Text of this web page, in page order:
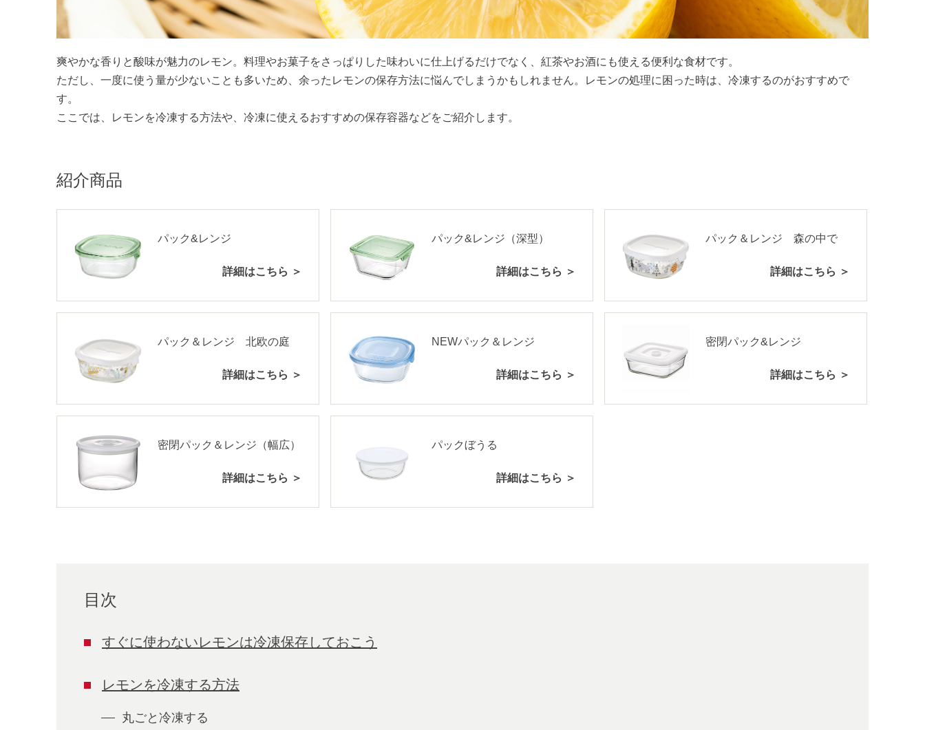
爽やかな香りと酸味が魅力のレモン。料理やお菓子をさっぱりした味わいに仕上げるだけでなく、紅茶やお酒にも使える便利な食材です。
ただし、一度に使う量が少ないことも多いため、余ったレモンの保存方法に悩んでしまうかもしれません。レモンの処理に困った時は、冷凍するのがおすすめで
す。
ここでは、レモンを冷凍する方法や、冷凍に使えるおすすめの保存容器などをご紹介します。
紹介商品
パック&レンジ
詳細はこちら ＞
パック&レンジ（深型）
詳細はこちら ＞
パック＆レンジ 森の中で
詳細はこちら ＞
パック＆レンジ 北欧の庭
詳細はこちら ＞
NEWパック＆レンジ
詳細はこちら ＞
密閉パック&レンジ
詳細はこちら ＞
密閉パック＆レンジ（幅広）
詳細はこちら ＞
パックぼうる
詳細はこちら ＞
目次
すぐに使わないレモンは冷凍保存しておこう
レモンを冷凍する方法
丸ごと冷凍する